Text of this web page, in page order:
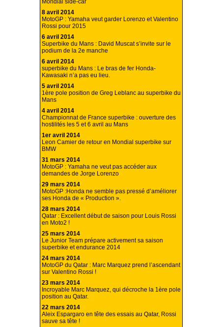
Mondial side-car
8 avril 2014
MotoGP : Yamaha veut garder Lorenzo et Valentino
Rossi pour 2015
6 avril 2014
Superbike du Mans : David Muscat s’invite sur le
podium de la 2e manche
6 avril 2014
superbike du Mans : Le bras de fer Honda-
Kawasaki n’a pas eu lieu.
5 avril 2014
1ère pole position de Greg Leblanc au superbike du
Mans
4 avril 2014
Championnat de France superbike : ouverture des
hostilités les 5 et 6 avril au Mans
1er avril 2014
Leon Camier de retour en Mondial superbike sur
BMW
31 mars 2014
MotoGP : Yamaha ne veut pas accéder aux
demandes de Jorge Lorenzo
29 mars 2014
MotoGP :Honda ne semble pas pressé d’améliorer
ses Honda de « Production ».
28 mars 2014
Qatar : Excellent début de saison pour Louis Rossi
en Moto2 !
25 mars 2014
Le Junior Team prépare activement sa saison
superbike et endurance 2014
24 mars 2014
MotoGP du Qatar : Marc Marquez prend l’ascendant
sur Valentino Rossi !
23 mars 2014
Incroyable Marc Marquez, qui décroche la 1ère pole
position au Qatar.
22 mars 2014
Aleix Espargaro en tête des essais au Qatar, Rossi
sauve sa tête !